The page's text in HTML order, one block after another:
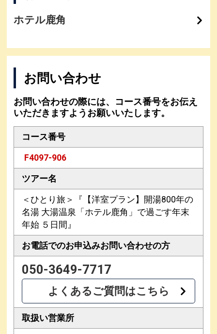
ホテル鹿角
お問い合わせ
お問い合わせの際には、コース番号をお伝え
いただきますようお願いいたします。
コース番号
F4097-906
ツアー名
＜ひとり旅＞『【洋室プラン】開湯800年の
名湯 大湯温泉「ホテル鹿角」で過ごす年末
年始 ５日間』
お電話でのお申込みお問い合わせの方
050-3649-7717
よくあるご質問はこちら
取扱い営業所